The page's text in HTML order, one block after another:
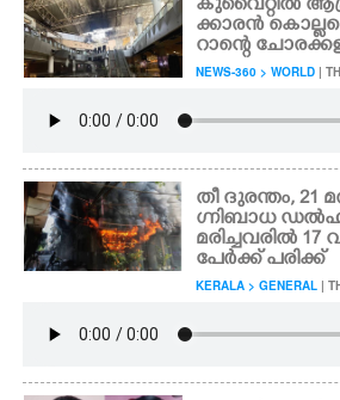
CARTOONS
ZOOM
CONTACT US
കുവൈറ്റിൽ
ക്കാരൻ
റാന്റെ
NEWS-360 > WORLD |
തീ ദുരന്തം,
ഗ്നിബാധ
മരിച്ചവരിൽ 17
പേർക്ക് പരിക്ക്
KERALA > GENERAL |